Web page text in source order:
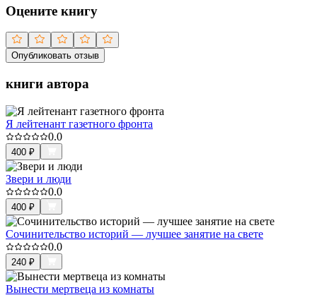
Оцените книгу
Опубликовать отзыв
книги автора
Я лейтенант газетного фронта
0.0
400 ₽
Звери и люди
0.0
400 ₽
Сочинительство историй — лучшее занятие на свете
0.0
240 ₽
Вынести мертвеца из комнаты